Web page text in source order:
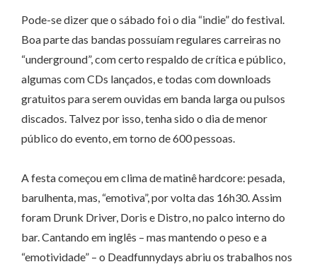
Pode-se dizer que o sábado foi o dia “indie” do festival.
Boa parte das bandas possuíam regulares carreiras no
“underground”, com certo respaldo de crítica e público,
algumas com CDs lançados, e todas com downloads
gratuitos para serem ouvidas em banda larga ou pulsos
discados. Talvez por isso, tenha sido o dia de menor
público do evento, em torno de 600 pessoas.
A festa começou em clima de matinê hardcore: pesada,
barulhenta, mas, “emotiva”, por volta das 16h30. Assim
foram Drunk Driver, Doris e Distro, no palco interno do
bar. Cantando em inglês – mas mantendo o peso e a
“emotividade” – o Deadfunnydays abriu os trabalhos nos